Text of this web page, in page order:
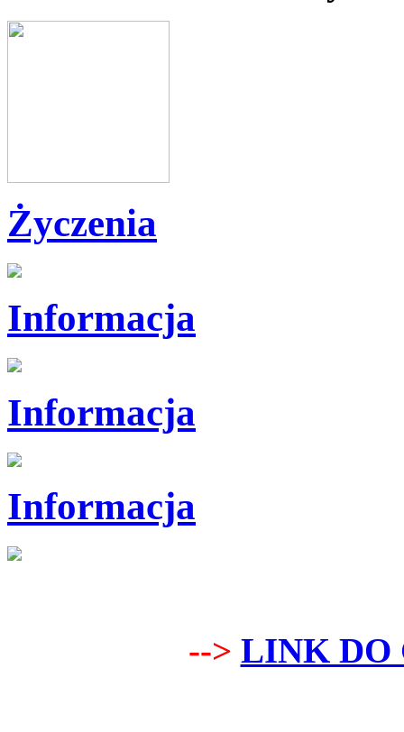
Życzenia
Informacja
Informacja
Informacja
--> LINK DO